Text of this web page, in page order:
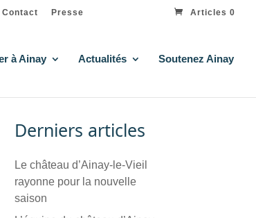
Contact Presse Articles 0
à Ainay Actualités Soutenez Ainay
Derniers articles
Le château d’Ainay-le-Vieil
rayonne pour la nouvelle
saison